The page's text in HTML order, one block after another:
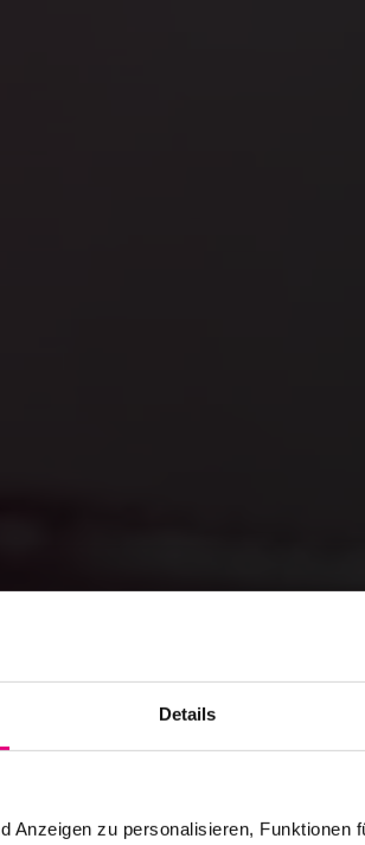
Details
Anzeigen zu personalisieren, Funktionen